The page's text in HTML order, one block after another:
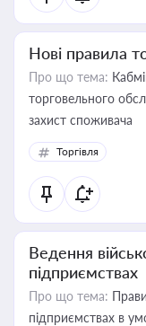
Нові правила
Про що тема:
торговельного
захист споживача
Торгівля
Ведення
підприємствах
Про що тема:
підприємствах в